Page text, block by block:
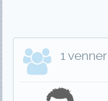
1 venner